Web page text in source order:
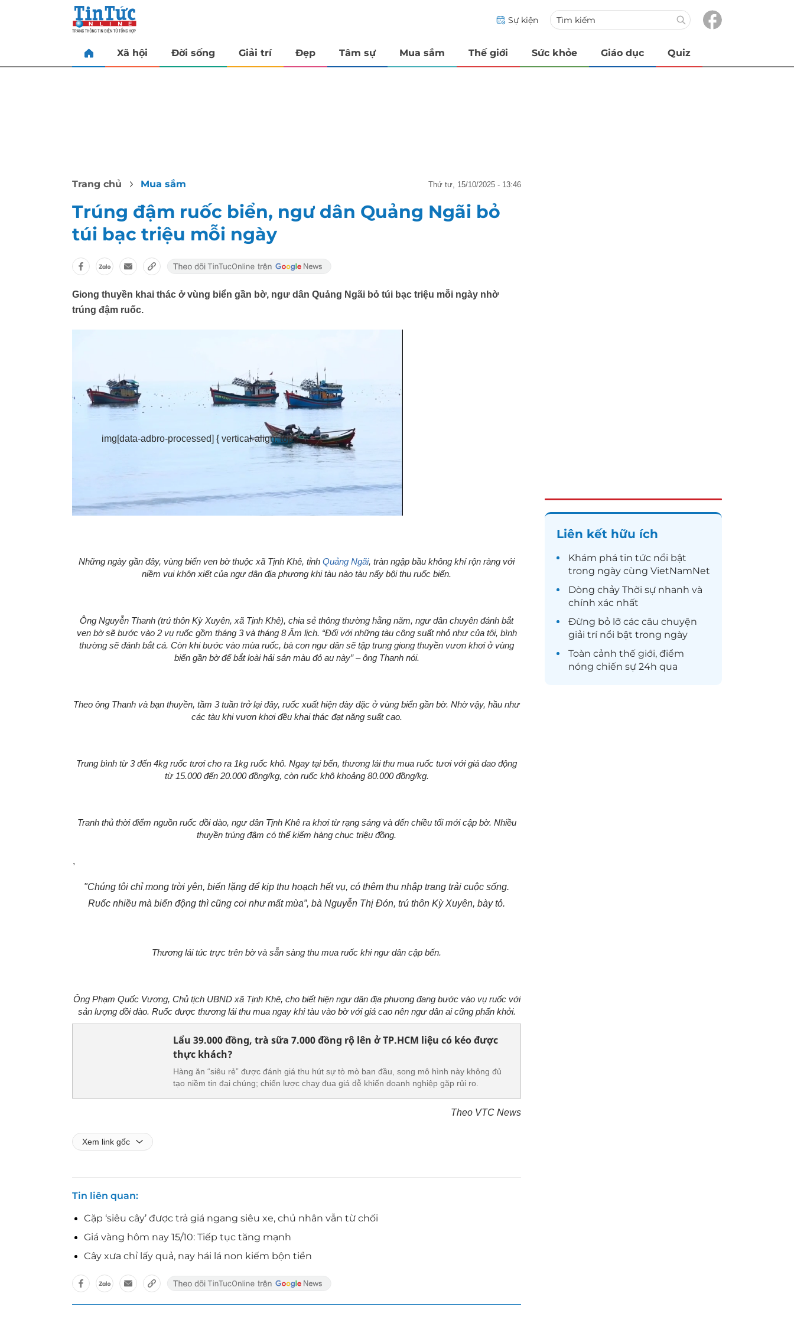
Sự kiện
Xã hội Đời sống Giải trí Đẹp Tâm sự Mua sắm Thế giới Sức khỏe Giáo dục Quiz
Trang chủ Mua sắm thứ tư, 15/10/2025 - 13:46
Trúng đậm ruốc biển, ngư dân Quảng Ngãi bỏ
túi bạc triệu mỗi ngày
Giong thuyền khai thác ở vùng biển gần bờ, ngư dân Quảng Ngãi bỏ túi bạc triệu mỗi ngày nhờ
trúng đậm ruốc.
Những ngày gần đây, vùng biển ven bờ thuộc xã Tịnh Khê, tỉnh Quảng Ngãi, tràn ngập bầu không khí rộn ràng với
niềm vui khôn xiết của ngư dân địa phương khi tàu nào tàu nấy bội thu ruốc biển.
img[data-adbro-processed] { vertical-align: top }
Ông Nguyễn Thanh (trú thôn Kỳ Xuyên, xã Tịnh Khê), chia sẻ thông thường hằng năm, ngư dân chuyên đánh bắt
ven bờ sẽ bước vào 2 vụ ruốc gồm tháng 3 và tháng 8 Âm lịch. “Đối với những tàu công suất nhỏ như của tôi, bình
thường sẽ đánh bắt cá. Còn khi bước vào mùa ruốc, bà con ngư dân sẽ tập trung giong thuyền vươn khơi ở vùng
biển gần bờ để bắt loài hải sản màu đỏ au này”– ông Thanh nói.
Theo ông Thanh và bạn thuyền, tầm 3 tuần trở lại đây, ruốc xuất hiện dày đặc ở vùng biển gần bờ. Nhờ vậy, hầu như
các tàu khi vươn khơi đều khai thác đạt năng suất cao.
Trung bình từ 3 đến 4kg ruốc tươi cho ra 1kg ruốc khô. Ngay tại bến, thương lái thu mua ruốc tươi với giá dao động
từ 15.000 đến 20.000 đồng/kg, còn ruốc khô khoảng 80.000 đồng/kg.
Tranh thủ thời điểm nguồn ruốc dồi dào, ngư dân Tịnh Khê ra khơi từ rạng sáng và đến chiều tối mới cập bờ. Nhiều
thuyền trúng đậm có thể kiếm hàng chục triệu đồng.
,
"Chúng tôi chỉ mong trời yên, biển lặng để kịp thu hoạch hết vụ, có thêm thu nhập trang trải cuộc sống.
Ruốc nhiều mà biển động thì cũng coi như mất mùa”, bà Nguyễn Thị Đón, trú thôn Kỳ Xuyên, bày tỏ.
Thương lái túc trực trên bờ và sẵn sàng thu mua ruốc khi ngư dân cập bến.
Ông Phạm Quốc Vương, Chủ tịch UBND xã Tịnh Khê, cho biết hiện ngư dân địa phương đang bước vào vụ ruốc với
sản lượng dồi dào. Ruốc được thương lái thu mua ngay khi tàu vào bờ với giá cao nên ngư dân ai cũng phấn khởi.
Lẩu 39.000 đồng, trà sữa 7.000 đồng rộ lên ở TP.HCM liệu có kéo được
thực khách?
Hàng ăn “siêu rẻ” được đánh giá thu hút sự tò mò ban đầu, song mô hình này không đủ
tạo niềm tin đại chúng; chiến lược chạy đua giá dễ khiến doanh nghiệp gặp rủi ro.
Theo VTC News
Xem link gốc
Tin liên quan
Cặp ‘siêu cây’ được trả giá ngang siêu xe, chủ nhân vẫn từ chối
Giá vàng hôm nay 15/10: Tiếp tục tăng mạnh
Cây xưa chỉ lấy quả, nay hái lá non kiếm bộn tiền
Liên kết hữu ích
Khám phá tin tức nổi bật
trong ngày cùng VietNamNet
Dòng chảy Thời sự nhanh và
chính xác nhất
Đừng bỏ lỡ các câu chuyện
giải trínổi bật trong ngày
Toàn cảnh thế giới, điểm
nóng chiến sự 24h qua